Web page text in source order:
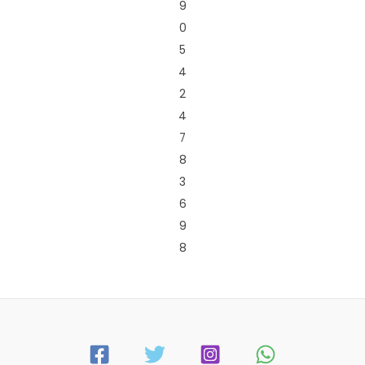
9
0
5
4
2
4
7
8
3
6
9
8